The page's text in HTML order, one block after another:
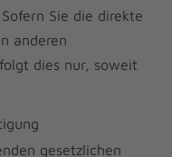
Sie die direkte
anderen
dies nur, soweit
gesetzlichen